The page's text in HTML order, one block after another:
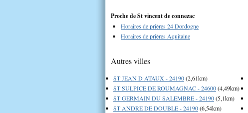
Proche de St vincent de connezac
Horaires de prières 24 Dordogne
Horaires de prières Aquitaine
Autres villes
ST JEAN D ATAUX - 24190(2,61km)
ST SULPICE DE ROUMAGNAC - 24600(4,49km)
ST GERMAIN DU SALEMBRE - 24190(5,1km)
ST ANDRE DE DOUBLE - 24190(6,54km)